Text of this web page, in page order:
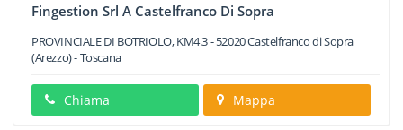
Fingestion Srl A Castelfranco Di Sopra
PROVINCIALE DI BOTRIOLO, KM4.3-52020Castelfranco di Sopra
(Arezzo) -Toscana
Chiama Mappa